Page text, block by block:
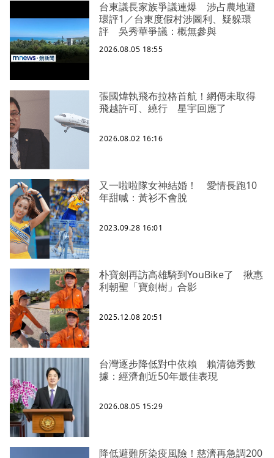
台東議長家族爭議連爆 涉占農地避
環評1／台東度假村涉圖利、疑躲環
評 吳秀華爭議：概無參與
2026.08.05 18:55
張國煒執飛布拉格首航！網傳未取得
飛越許可、繞行 星宇回應了
2026.08.02 16:16
又一啦啦隊女神結婚！ 愛情長跑10
年甜喊：黃衫不會脫
2023.09.28 16:01
朴寶劍再訪高雄騎到YouBike了 揪惠
利朝聖「寶劍樹」合影
2025.12.08 20:51
台灣逐步降低對中依賴 賴清德秀數
據：經濟創近50年最佳表現
2026.08.05 15:29
降低避難所染疫風險！慈濟再急調200